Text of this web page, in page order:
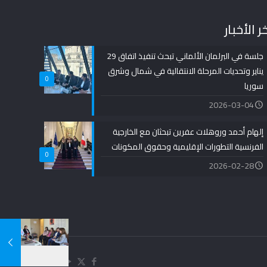
الأخبار
0
جلسة في البرلمان الألماني تبحث تنفيذ اتفاق 29
يناير وتحديات المرحلة الانتقالية في شمال وشرق
سوريا
2026-03-04
0
إلهام أحمد وروهلات عفرين تبحثان مع الخارجية
الفرنسية التطورات الإقليمية وحقوق المكونات
2026-02-28